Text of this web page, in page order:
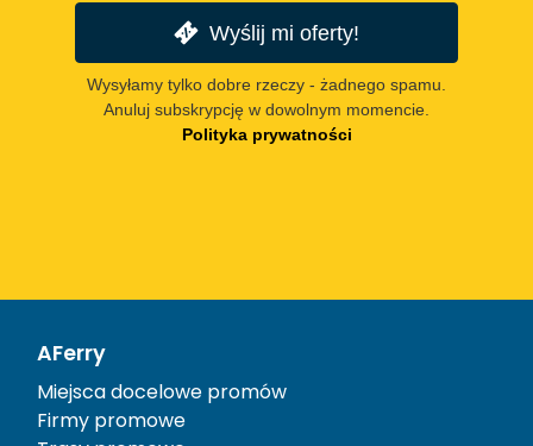
Wyślij mi oferty!
Wysyłamy tylko dobre rzeczy - żadnego spamu.
Anuluj subskrypcję w dowolnym momencie.
Polityka prywatności
AFerry
Miejsca docelowe promów
Firmy promowe